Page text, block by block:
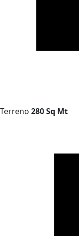
Terreno 280 Sq Mt